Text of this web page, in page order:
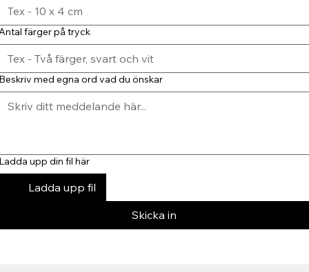
färger på tryck
med egna ord vad du önskar
upp din fil här
Ladda upp fil
Skicka in